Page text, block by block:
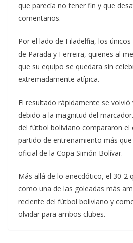
que parecía no tener fin y que
comentarios.
Por el lado de Filadelfia, los
de Parada y Ferreira, quienes al
que su equipo se quedara sin
extremadamente atípica.
El resultado rápidamente se volvió
debido a la magnitud del
del fútbol boliviano compararon el
partido de entrenamiento más
oficial de la Copa Simón Bolívar.
Más allá de lo anecdótico, el 30-2
como una de las goleadas más
reciente del fútbol boliviano y
olvidar para ambos clubes.